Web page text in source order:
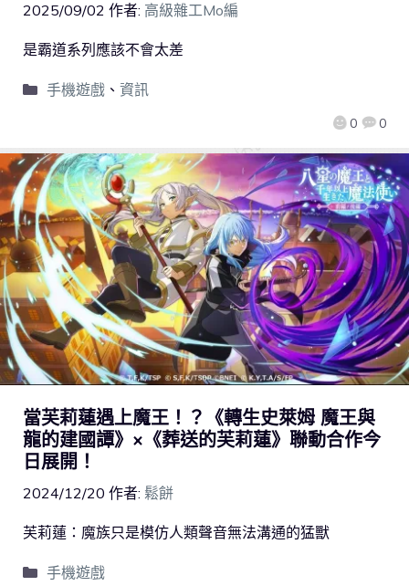
2025/09/02 作者: 高級雜工Mo編
0 0
是霸道系列應該不會太差
手機遊戲、 資訊
當芙莉蓮遇上魔王！？《轉生史萊姆 魔王與
龍的建國譚》×《葬送的芙莉蓮》聯動合作今
日展開！
2024/12/20 作者: 鬆餅
芙莉蓮：魔族只是模仿人類聲音無法溝通的猛獸
手機遊戲